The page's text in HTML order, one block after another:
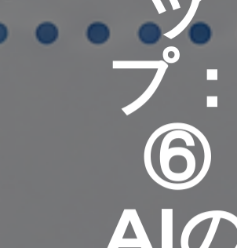
プ：
⑥